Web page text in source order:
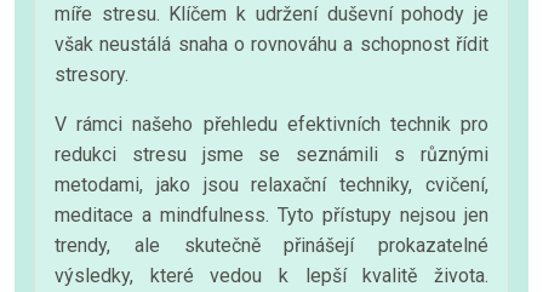
míře stresu. Klíčem k udržení duševní pohody je
však neustálá snaha o rovnováhu a schopnost řídit
stresory.
V rámci našeho přehledu efektivních technik pro
redukci stresu jsme se seznámili s různými
metodami, jako jsou relaxační techniky, cvičení,
meditace a mindfulness. Tyto přístupy nejsou jen
trendy, ale skutečně přinášejí prokazatelné
výsledky, které vedou k lepší kvalitě života.